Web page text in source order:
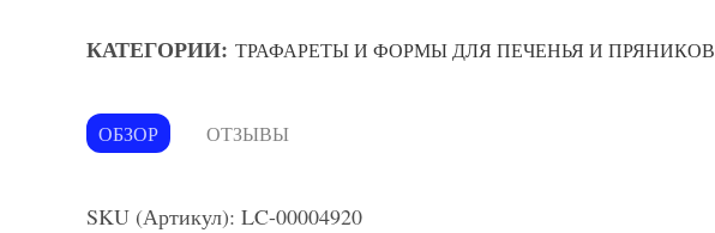
КАТЕГОРИИ: ТРАФАРЕТЫ И ФОРМЫ ДЛЯ ПЕЧЕНЬЯ И ПРЯНИКОВ
ОБЗОР ОТЗЫВЫ
SKU (Артикул): LC-00004920